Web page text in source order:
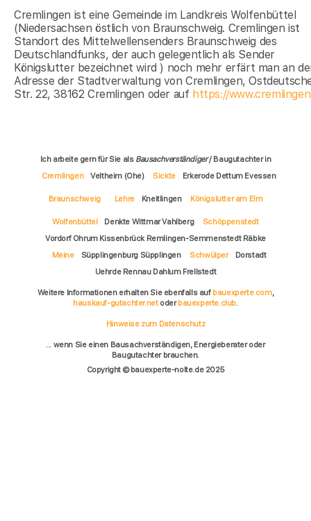
Cremlingen ist eine Gemeinde im Landkreis Wolfenbüttel
(Niedersachsen östlich von Braunschweig. Cremlingen ist
Standort des Mittelwellensenders Braunschweig des
Deutschlandfunks, der auch gelegentlich als Sender
Königslutter bezeichnet wird ) noch mehr erfärt man an
Adresse der Stadtverwaltung von Cremlingen,
Str. 22, 38162 Cremlingen oder auf https://
Ich arbeite gern für Sie als Bausachverständiger/ Baugutachter in
Cremlingen
Veltheim (Ohe) Sickte Erkerode Dettum Evessen
Braunschweig Lehre Kneitlingen Königslutter am Elm
Wolfenbüttel Denkte Wittmar Vahlberg
Schöppenstedt
Vordorf Ohrum Kissenbrück Remlingen-Semmenstedt Räbke
Meine
Süpplingenburg Süpplingen Schwülper
Dorstadt
Uehrde Rennau Dahlum Frellstedt
Weitere Informationen erhalten Sie ebenfalls auf bauexperte.com,
hauskauf-gutachter.netoderbauexperte.club.
Hinweise zum Datenschutz
... wenn Sie einen Bausachverständigen, Energieberater oder
Baugutachter brauchen.
Copyright © bauexperte-nolte.de 2025